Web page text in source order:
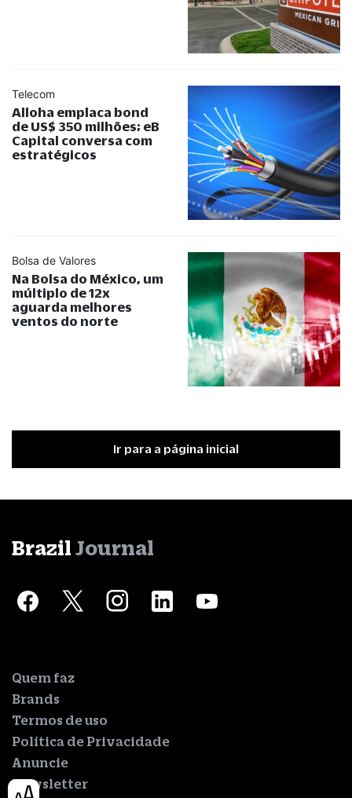
Telecom
Alloha emplaca bond
de US$ 350 milhões; eB
Capital conversa com
estratégicos
Bolsa de Valores
Na Bolsa do México, um
múltiplo de 12x
aguarda melhores
ventos do norte
Ir para a página inicial
Brazil Journal
Quem faz
Brands
Termos de uso
Política de Privacidade
Anuncie
Newsletter